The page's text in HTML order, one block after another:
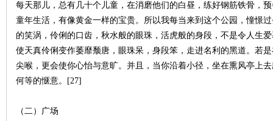
每天那儿，总有几十个儿童，在消磨他们的白昼，练好钢筋铁骨，
童年生活，有像黄金一样的宝贵。所以我每当来到这个公园，憧憬
的笑涡，伶俐的口齿，秋水般的眼珠，活虎般的身段，不是令人生
使天真伶俐变作萎靡颓唐，眼珠呆，身段笨，走进名利的黑道。若
尖喉，更会使你心怡与意旷。并且，当你沿着小径，坐在熏风亭上
何等的惬意。[27]
（二）广场